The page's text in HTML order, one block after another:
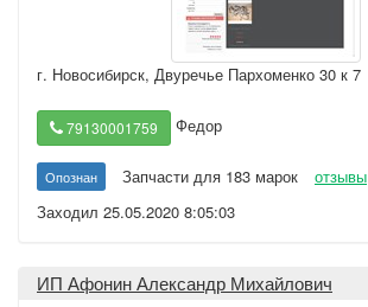
г. Новосибирск, Двуречье Пархоменко 30 к 7
79130001759 Федор
Опознан Запчасти для 183 марок
отзывы
Заходил 25.05.2020 8:05:03
ИП Афонин Александр Михайлович